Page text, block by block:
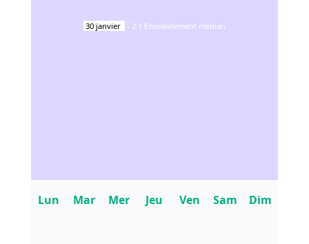
30 janvier - 2.1 Ensoleillement médian
Lun Mar Mer Jeu Ven Sam Dim